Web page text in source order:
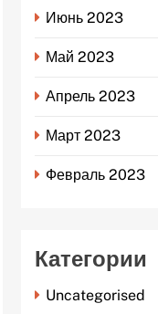
Июнь 2023
Май 2023
Апрель 2023
Март 2023
Февраль 2023
Категории
Uncategorised